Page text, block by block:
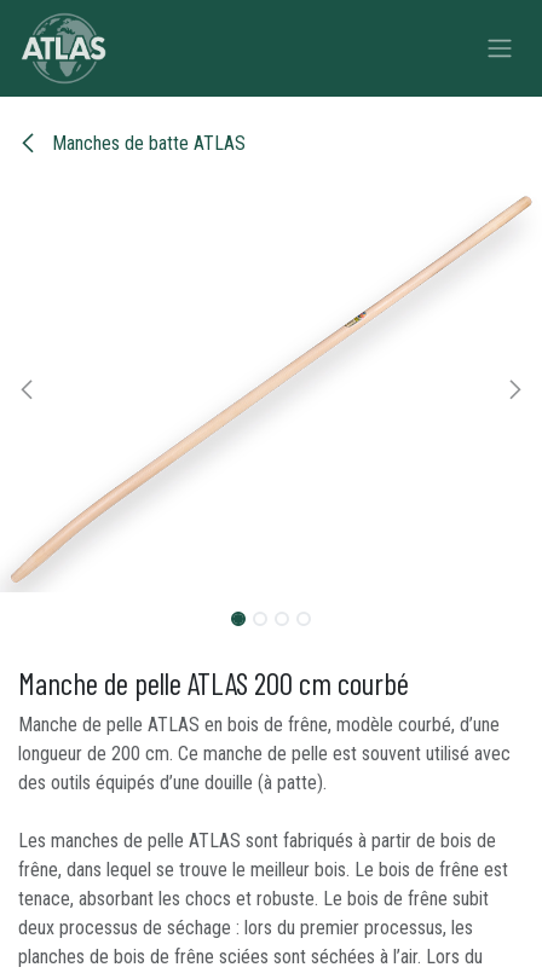
Se rendre au contenu
Manches de batte ATLAS
Manche de pelle ATLAS 200 cm courbé
Manche de pelle ATLAS en bois de frêne, modèle courbé, d’une
longueur de 200 cm. Ce manche de pelle est souvent utilisé avec
des outils équipés d’une douille (à patte).
Les manches de pelle ATLAS sont fabriqués à partir de bois de
frêne, dans lequel se trouve le meilleur bois. Le bois de frêne est
tenace, absorbant les chocs et robuste. Le bois de frêne subit
deux processus de séchage : lors du premier processus, les
planches de bois de frêne sciées sont séchées à l’air. Lors du